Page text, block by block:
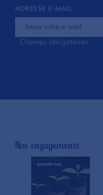
ADRESSE E-MAIL *
* Champs obligatoires
Nos engagements